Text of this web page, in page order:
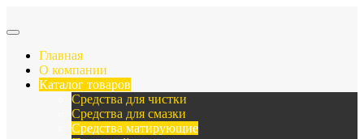
Главная
О компании
Каталог товаров
Средства для чистки
Средства для смазки
Средства матирующие